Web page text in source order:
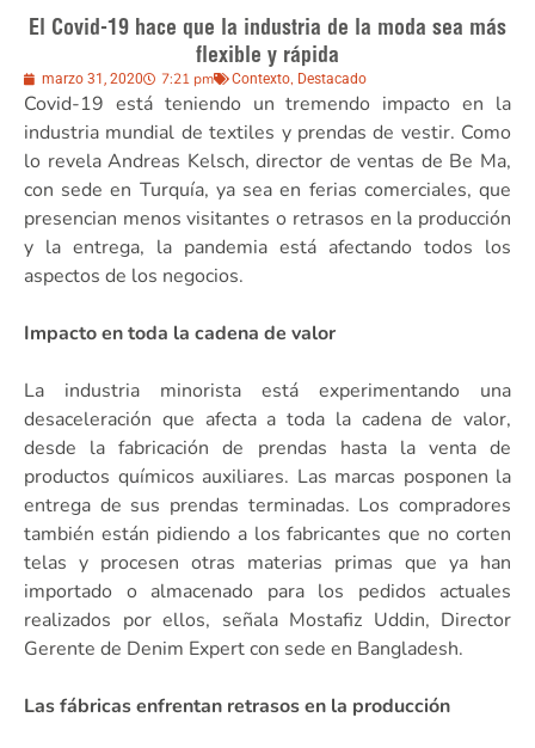
El Covid-19 hace que la industria de la moda sea más
flexible y rápida
marzo 31, 2020 7:21 pm Contexto, Destacado
Covid-19 está teniendo un tremendo impacto en la
industria mundial de textiles y prendas de vestir. Como
lo revela Andreas Kelsch, director de ventas de Be Ma,
con sede en Turquía, ya sea en ferias comerciales, que
presencian menos visitantes o retrasos en la producción
y la entrega, la pandemia está afectando todos los
aspectos de los negocios.
Impacto en toda la cadena de valor
La industria minorista está experimentando una
desaceleración que afecta a toda la cadena de valor,
desde la fabricación de prendas hasta la venta de
productos químicos auxiliares. Las marcas posponen la
entrega de sus prendas terminadas. Los compradores
también están pidiendo a los fabricantes que no corten
telas y procesen otras materias primas que ya han
importado o almacenado para los pedidos actuales
realizados por ellos, señala Mostafiz Uddin, Director
Gerente de Denim Expert con sede en Bangladesh.
Las fábricas enfrentan retrasos en la producción